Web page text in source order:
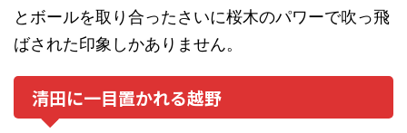
とボールを取り合ったさいに桜木のパワーで吹っ飛
ばされた印象しかありません。
清田に一目置かれる越野